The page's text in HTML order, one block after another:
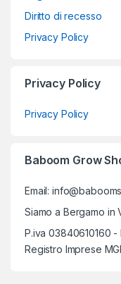
Diritto di recesso
Privacy Policy
Privacy Policy
Privacy Policy
Baboom Grow
Email:
Siamo a Bergamo in
P.iva 03840610160 -
Registro Imprese